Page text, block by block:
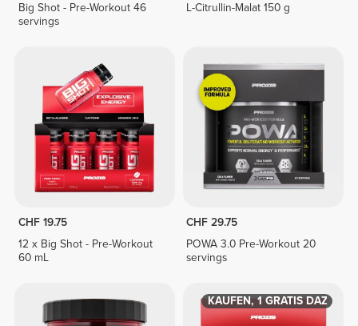
Big Shot - Pre-Workout 46
servings
L-Citrullin-Malat 150 g
CHF 19.75
12 x Big Shot - Pre-Workout
60 mL
CHF 29.75
POWA 3.0 Pre-Workout 20
servings
2 KAUFEN, 1 GRATIS DAZU